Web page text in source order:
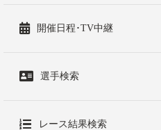
開催日程･TV中継
選手検索
レース結果検索